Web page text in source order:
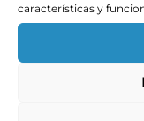
características y